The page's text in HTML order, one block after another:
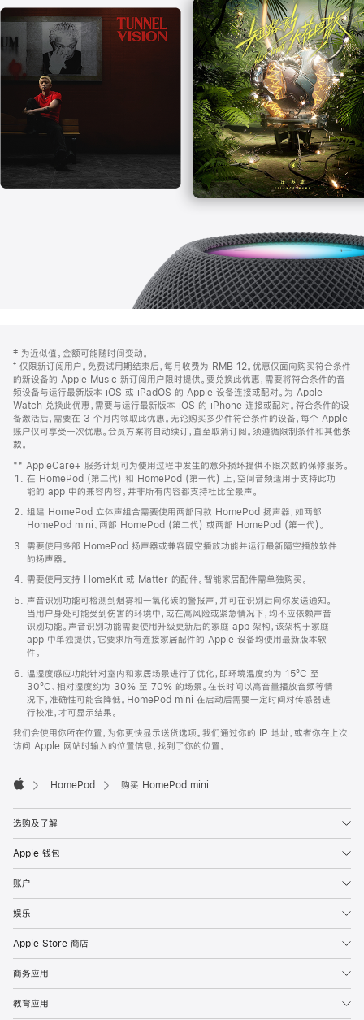
口
中
打
开)
页
页
脚
注
‡ 为近似值。金额可能随时间变动。
⁺ 仅限新订阅用户。免费试用期结束后，每月收费为 RMB 12。优惠仅面向购买符合条件
的新设备的 Apple Music 新订阅用户限时提供。要兑换此优惠，需要将符合条件的音
频设备与运行最新版本 iOS 或 iPadOS 的 Apple 设备连接或配对。为 Apple
Watch 兑换此优惠，需要与运行最新版本 iOS 的 iPhone 连接或配对。符合条件的设
备激活后，需要在 3 个月内领取此优惠。无论购买多少件符合条件的设备，每个 Apple
账户仅可享受一次优惠。会员方案将自动续订，直至取消订阅。须遵循限制条件和其他条
款。
窗
口
中
打
开)
** AppleCare+ 服务计划可为使用过程中发生的意外损坏提供不限次数的保修服务。
在 HomePod (第二代) 和 HomePod (第一代) 上，空间音频适用于支持此功
能的 app 中的兼容内容。并非所有内容都支持杜比全景声。
组建 HomePod 立体声组合需要使用两部同款 HomePod 扬声器，如两部
HomePod mini、两部 HomePod (第二代) 或两部 HomePod (第一代)。
需要使用多部 HomePod 扬声器或兼容隔空播放功能并运行最新隔空播放软件
的扬声器。
需要使用支持 HomeKit 或 Matter 的配件。智能家居配件需单独购买。
声音识别功能可检测到烟雾和一氧化碳的警报声，并可在识别后向你发送通知。
当用户身处可能受到伤害的环境中，或在高风险或紧急情况下，均不应依赖声音
识别功能。声音识别功能需要使用升级更新后的家庭 app 架构，该架构于家庭
app 中单独提供。它要求所有连接家居配件的 Apple 设备均使用最新版本软
件。
温湿度感应功能针对室内和家居场景进行了优化，即环境温度约为 15ºC 至
30ºC、相对湿度约为 30% 至 70% 的场景。在长时间以高音量播放音频等情
况下，准确性可能会降低。HomePod mini 在启动后需要一定时间对传感器进
行校准，才可显示结果。
我们会使用你所在位置，为你更快显示送货选项。我们通过你的 IP 地址，或者你在上次
访问 Apple 网站时输入的位置信息，找到了你的位置。
HomePod 购买 HomePod mini
选购及了解
Apple 钱包
账户
娱乐
Apple Store 商店
商务应用
教育应用